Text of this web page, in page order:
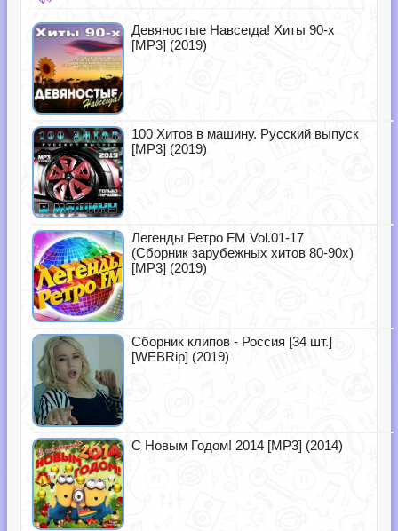
Девяностые Навсегда! Хиты 90-х
[MP3] (2019)
100 Хитов в машину. Русский выпуск
[MP3] (2019)
Легенды Ретро FM Vol.01-17
(Сборник зарубежных хитов 80-90х)
[MP3] (2019)
Сборник клипов - Россия [34 шт.]
[WEBRip] (2019)
С Новым Годом! 2014 [MP3] (2014)